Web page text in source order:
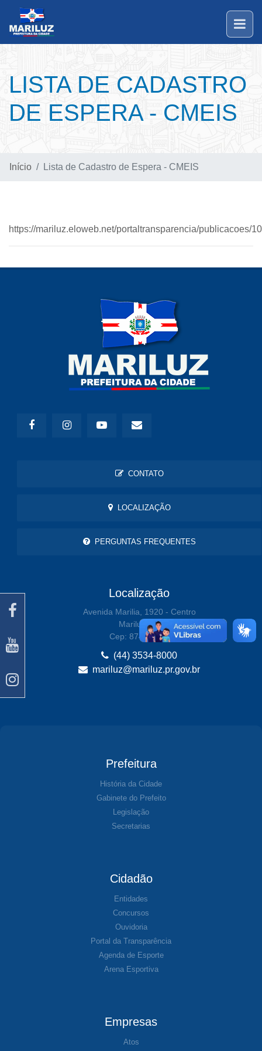
LISTA DE CADASTRO
DE ESPERA - CMEIS
Início Lista de Cadastro de Espera - CMEIS
https://mariluz.eloweb.net/portaltransparencia/publicacoes/
CONTATO
LOCALIZAÇÃO
PERGUNTAS FREQUENTES
Localização
Avenida Marilia, 1920 - Centro
Mariluz-PR
Cep: 87470-000
(44) 3534-8000
mariluz@mariluz.pr.gov.br
Prefeitura
História da Cidade
Gabinete do Prefeito
Legislação
Secretarias
Cidadão
Entidades
Concursos
Ouvidoria
Portal da Transparência
Agenda de Esporte
Arena Esportiva
Empresas
Atos